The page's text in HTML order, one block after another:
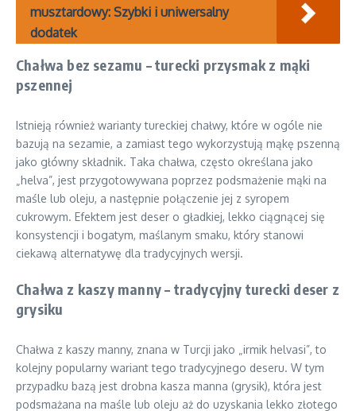
musztardowy: Szybki i uniwersalny
dodatek
Chałwa bez sezamu – turecki przysmak z mąki
pszennej
Istnieją również warianty tureckiej chałwy, które w ogóle nie
bazują na sezamie, a zamiast tego wykorzystują mąkę pszenną
jako główny składnik. Taka chałwa, często określana jako
„helva”, jest przygotowywana poprzez podsmażenie mąki na
maśle lub oleju, a następnie połączenie jej z syropem
cukrowym. Efektem jest deser o gładkiej, lekko ciągnącej się
konsystencji i bogatym, maślanym smaku, który stanowi
ciekawą alternatywę dla tradycyjnych wersji.
Chałwa z kaszy manny – tradycyjny turecki deser z
grysiku
Chałwa z kaszy manny, znana w Turcji jako „irmik helvasi”, to
kolejny popularny wariant tego tradycyjnego deseru. W tym
przypadku bazą jest drobna kasza manna (grysik), która jest
podsmażana na maśle lub oleju aż do uzyskania lekko złotego